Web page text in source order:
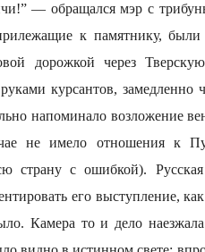
— обращался мэр с
к памятнику,
дорожкой через
курсантов,
напоминало возложение
не имело отношения к
страну с ошибкой).
его выступление,
Камера то и дело